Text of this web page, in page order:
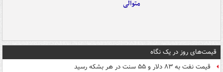
متوالی
قیمت‌های روز در یک نگاه
قیمت نفت به ۸۳ دلار و ۵۵ سنت در هر بشکه رسید